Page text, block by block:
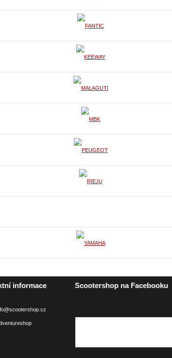
informace Scootershop na Facebooku